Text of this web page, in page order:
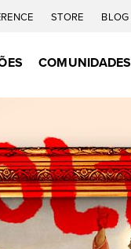
STORE BLOG
COMUNIDADES